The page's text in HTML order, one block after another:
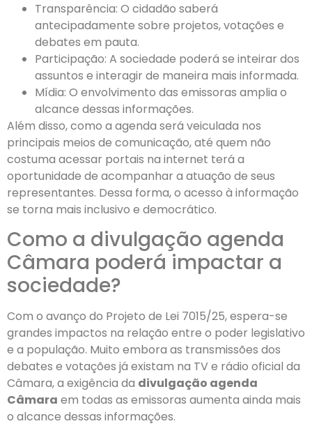
Transparência: O cidadão saberá
antecipadamente sobre projetos, votações e
debates em pauta.
Participação: A sociedade poderá se inteirar dos
assuntos e interagir de maneira mais informada.
Mídia: O envolvimento das emissoras amplia o
alcance dessas informações.
Além disso, como a agenda será veiculada nos
principais meios de comunicação, até quem não
costuma acessar portais na internet terá a
oportunidade de acompanhar a atuação de seus
representantes. Dessa forma, o acesso à informação
se torna mais inclusivo e democrático.
Como a divulgação agenda
Câmara poderá impactar a
sociedade?
Com o avanço do Projeto de Lei 7015/25, espera-se
grandes impactos na relação entre o poder legislativo
e a população. Muito embora as transmissões dos
debates e votações já existam na TV e rádio oficial da
Câmara, a exigência da divulgação agenda
Câmara em todas as emissoras aumenta ainda mais
o alcance dessas informações.